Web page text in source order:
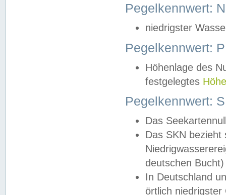
Pegelkennwert:
niedrigster
Pegelkennwert:
Höhenlage des
festgelegtes
Pegelkennwert:
Das
Das SKN
deutschen
In Deutschland
örtlich